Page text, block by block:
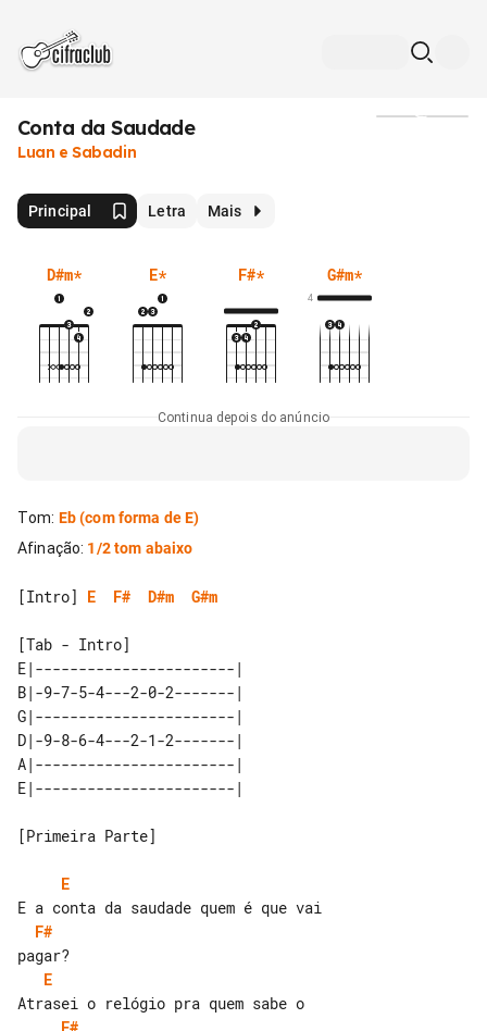
Conta da Saudade
Luan e Sabadin
Principal Letra Mais
D#m* E* F#* G#m*
4
Continua depois do anúncio
Tom: Eb(com forma de E)
Afinação: 1/2 tom abaixo
[Intro] E F# D#m G#m
[Tab - Intro]
E|-----------------------|
B|-9-7-5-4---2-0-2-------|
G|-----------------------|
D|-9-8-6-4---2-1-2-------|
A|-----------------------|
[Primeira Parte]
E
F#
E